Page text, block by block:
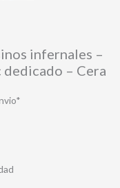
infernales –
dedicado – Cera